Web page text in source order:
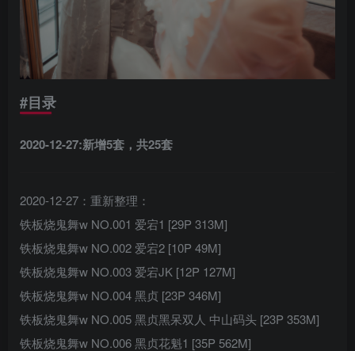
#目录
2020-12-27:新增5套，共25套
2020-12-27：重新整理：
铁板烧鬼舞w NO.001 爱宕1 [29P 313M]
铁板烧鬼舞w NO.002 爱宕2 [10P 49M]
铁板烧鬼舞w NO.003 爱宕JK [12P 127M]
铁板烧鬼舞w NO.004 黑贞 [23P 346M]
铁板烧鬼舞w NO.005 黑贞黑呆双人 中山码头 [23P 353M]
铁板烧鬼舞w NO.006 黑贞花魁1 [35P 562M]